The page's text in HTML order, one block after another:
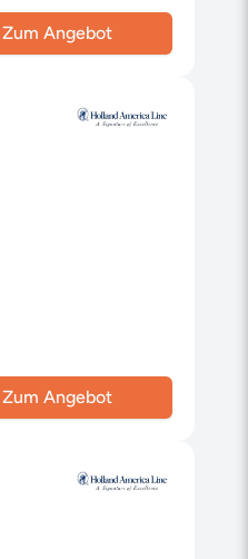
Zum Angebot
Zum Angebot